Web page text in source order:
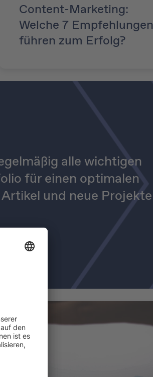
Content-Marketing:
Welche 7 Empfehlungen
führen zum Erfolg?
alle wichtigen
für einen optimalen
und neue Projekte